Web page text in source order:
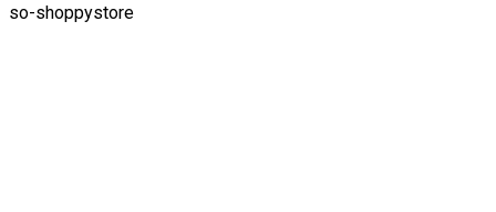
so-shoppystore